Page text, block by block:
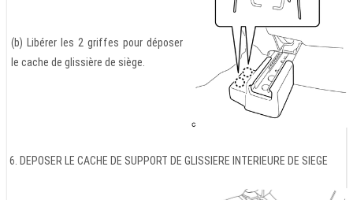
(b) Libérer les 2 griffes pour déposer
le cache de glissière de siège.
6. DEPOSER LE CACHE DE SUPPORT DE GLISSIERE INTERIEURE DE SIEGE